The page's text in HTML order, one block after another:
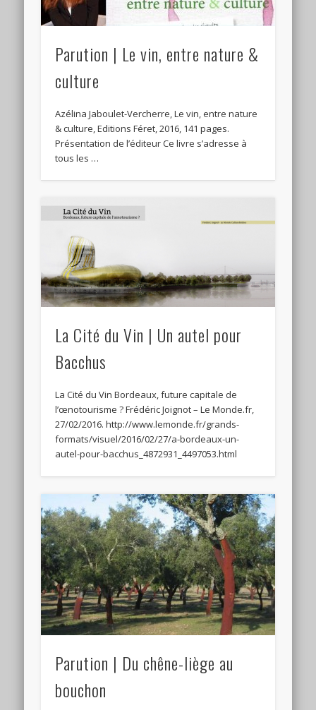
Parution | Le vin, entre nature &
culture
Azélina Jaboulet-Vercherre, Le vin, entre nature
& culture, Editions Féret, 2016, 141 pages.
Présentation de l’éditeur Ce livre s’adresse à
tous les …
La Cité du Vin | Un autel pour
Bacchus
La Cité du Vin Bordeaux, future capitale de
l’œnotourisme ? Frédéric Joignot – Le Monde.fr,
27/02/2016. http://www.lemonde.fr/grands-
formats/visuel/2016/02/27/a-bordeaux-un-
autel-pour-bacchus_4872931_4497053.html
Parution | Du chêne-liège au
bouchon